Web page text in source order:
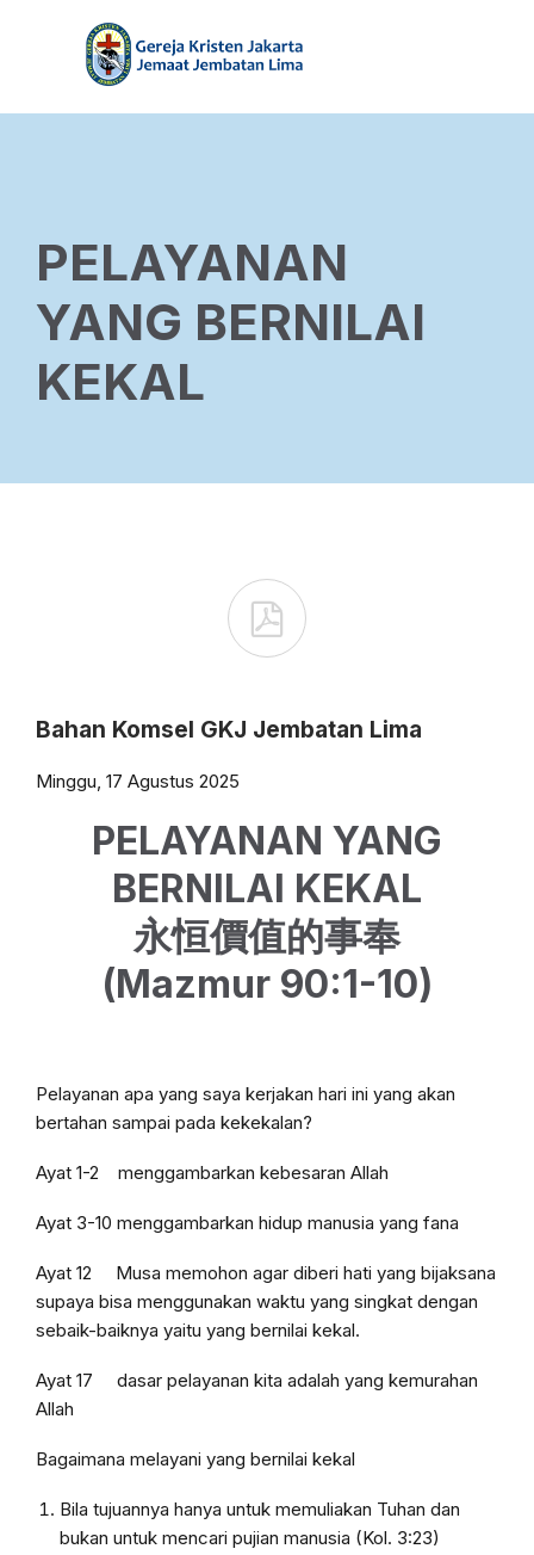
PELAYANAN
YANG BERNILAI
KEKAL

Bahan Komsel GKJ Jembatan Lima
Minggu, 17 Agustus 2025
PELAYANAN YANG
BERNILAI KEKAL
永恒價值的事奉
(Mazmur 90:1-10)
Pelayanan apa yang saya kerjakan hari ini yang akan
bertahan sampai pada kekekalan?
Ayat 1-2 menggambarkan kebesaran Allah
Ayat 3-10 menggambarkan hidup manusia yang fana
Ayat 12 Musa memohon agar diberi hati yang bijaksana
supaya bisa menggunakan waktu yang singkat dengan
sebaik-baiknya yaitu yang bernilai kekal.
Ayat 17 dasar pelayanan kita adalah yang kemurahan
Allah
Bagaimana melayani yang bernilai kekal
Bila tujuannya hanya untuk memuliakan Tuhan dan
bukan untuk mencari pujian manusia (Kol. 3:23)